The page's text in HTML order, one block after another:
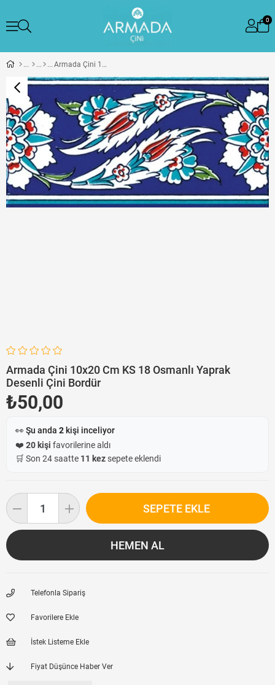
0
Armada Çini 10x20 Cm KS 18 Osmanlı Yaprak Desenli Çini Bordür
Armada Çini 10x20 Cm KS 18 Osmanlı Yaprak
Desenli Çini Bordür
₺50,00
👀 Şu anda 2 kişi inceliyor
❤️ 20 kişi favorilerine aldı
🛒 Son 24 saatte 11 kezsepete eklendi
Telefonla Sipariş
Favorilere Ekle
İstek Listeme Ekle
Fiyat Düşünce Haber Ver